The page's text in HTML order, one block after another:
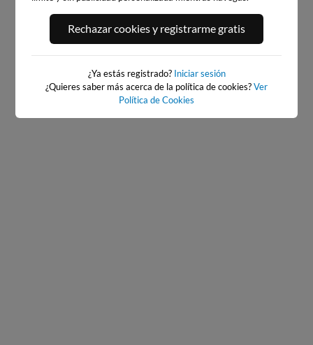
PORT ANDRATX
167km · Andratx
PLAYA EL MASNOU
0.0 m CHOPI
Rechazar cookies y registrarme gratis
¿Ya estás registrado? Iniciar sesión
¿Quieres saber más acerca de la política de cookies?Ver
Política de Cookies